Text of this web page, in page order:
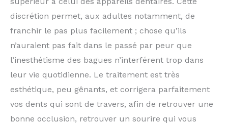
discrétion permet, aux adultes notamment, de
franchir le pas plus facilement ; chose qu’ils
n’auraient pas fait dans le passé par peur que
l’inesthétisme des bagues n’interférent trop dans
leur vie quotidienne. Le traitement est très
esthétique, peu gênants, et corrigera parfaitement
vos dents qui sont de travers, afin de retrouver une
bonne occlusion, retrouver un sourire qui vous